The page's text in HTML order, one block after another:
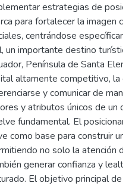
estrategias de
para fortalecer la imagen
centrándose
un importante destino
Península de Santa
altamente competitivo, la
y comunicar de
y atributos únicos de un
fundamental. El
como base para construir
no solo la atención
generar confianza y
El objetivo principal de